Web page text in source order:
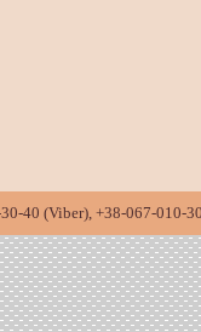
30-40 (Viber), +38-067-